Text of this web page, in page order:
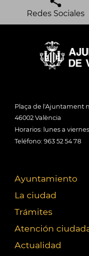
Redes Sociales
Plaça de l'Ajuntament
46002 València
Horarios: lunes a
Teléfono: 963 52 54 78
Ayuntamiento
La ciudad
Trámites
Atención
Actualidad